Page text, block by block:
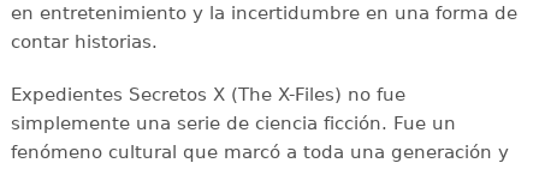
en entretenimiento y la incertidumbre en una forma de
contar historias.
Expedientes Secretos X (The X-Files) no fue
simplemente una serie de ciencia ficción. Fue un
fenómeno cultural que marcó a toda una generación y